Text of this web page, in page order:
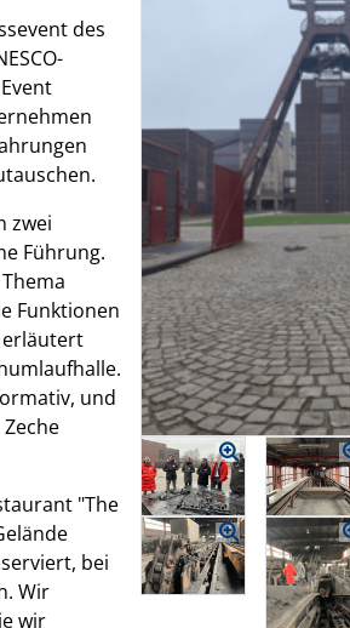
des
zwei
Führung.
Funktionen
erläutert
und
"The
bei
Wir
wir